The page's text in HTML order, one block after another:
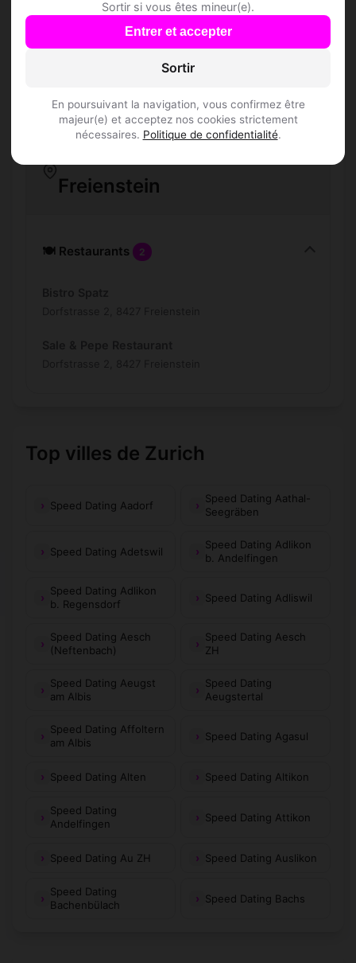
Sortir si vous êtes mineur(e).
Entrer et accepter
Sortir
En poursuivant la navigation, vous confirmez être
majeur(e) et acceptez nos cookies strictement
nécessaires. Politique de confidentialité.
Combien de membres Speed Dating sont
inscrits à Freienstein ?
Freienstein
🍽️ Restaurants 2
Top villes de Zurich
Speed Dating Aadorf
Speed Dating Aathal-
Seegräben
Speed Dating Adetswil
Speed Dating Adlikon
b. Andelfingen
Speed Dating Adlikon
b. Regensdorf
Speed Dating Adliswil
Speed Dating Aesch
(Neftenbach)
Speed Dating Aesch
ZH
Speed Dating Aeugst
am Albis
Speed Dating
Aeugstertal
Speed Dating Affoltern
am Albis
Speed Dating Agasul
Speed Dating Alten Speed Dating Altikon
Speed Dating
Andelfingen
Speed Dating Attikon
Speed Dating Au ZH Speed Dating Auslikon
Speed Dating
Bachenbülach
Speed Dating Bachs